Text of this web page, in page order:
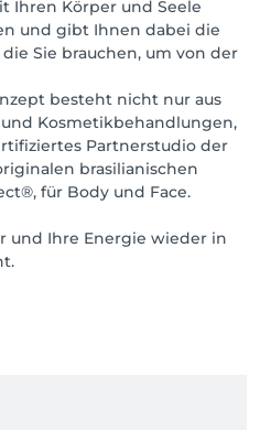
Ihren Körper und Seele
und gibt Ihnen dabei die
Sie brauchen, um von der
besteht nicht nur aus
Kosmetikbehandlungen,
Partnerstudio der
brasilianischen
für Body und Face.
und Ihre Energie wieder in